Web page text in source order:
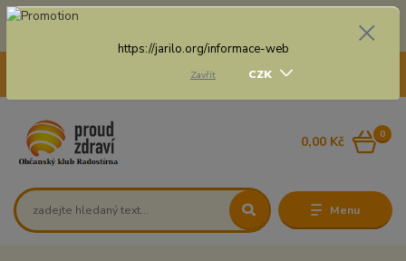
Doprava zdarma na některé druhy dopravy při nákupu
Menu
CZK
0
0,00 Kč
https://jarilo.org/informace-web
Zavřít